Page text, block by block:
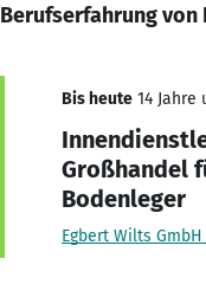
Berufserfahrung von
Bis heute 14 Jahre
Großhandel
Bodenleger
Egbert Wilts GmbH